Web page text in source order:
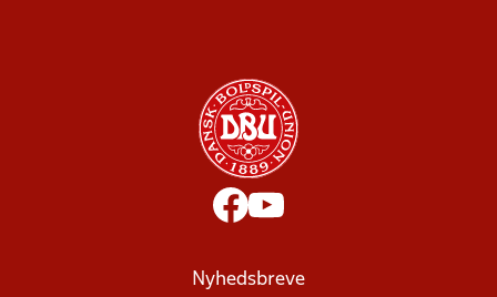
Nyhedsbreve